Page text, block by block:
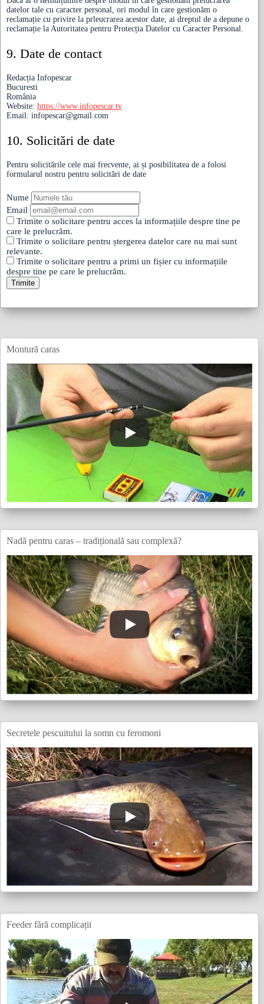
datelor tale cu caracter personal, ori modul în care gestionăm o
reclamație cu privire la prleucrarea acestor date, ai dreptul de a depune o
reclamație la Autoritatea pentru Protecția Datelor cu Caracter Personal.
9. Date de contact
Redacția Infopescar
Bucuresti
România
Website: https://www.infopescar.tv
Email: infopescar@gmail.com
10. Solicitări de date
Pentru solicitările cele mai frecvente, ai și posibilitatea de a folosi
formularul nostru pentru solicitări de date
Nume
Email
Trimite o solicitare pentru acces la informațiile despre tine pe
care le prelucrăm.
Trimite o solicitare pentru ștergerea datelor care nu mai sunt
relevante.
Trimite o solicitare pentru a primi un fișier cu informațiile
despre tine pe care le prelucrăm.
Montură caras
Nadă pentru caras – tradițională sau complexă?
Secretele pescuitului la somn cu feromoni
Feeder fără complicații